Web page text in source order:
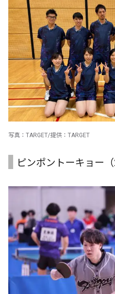
写真：TARGET/提供：TARGET
ピンポントーキョー（